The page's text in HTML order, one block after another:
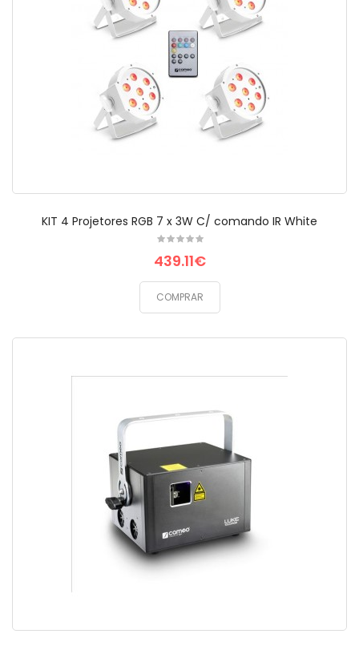
KIT 4 Projetores RGB 7 x 3W C/ comando IR White
439.11€
COMPRAR